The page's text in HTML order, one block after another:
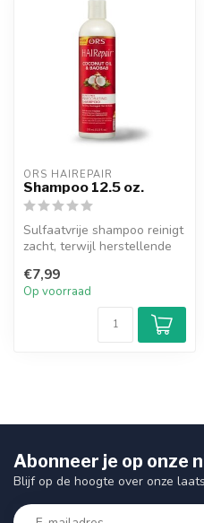
ORS HAIREPAIR
Shampoo 12.5 oz.
Sulfaatvrije shampoo reinigt
zacht, terwijl herstellende
€7,99
Op voorraad
Abonneer je op onze
Blijf op de hoogte over onze